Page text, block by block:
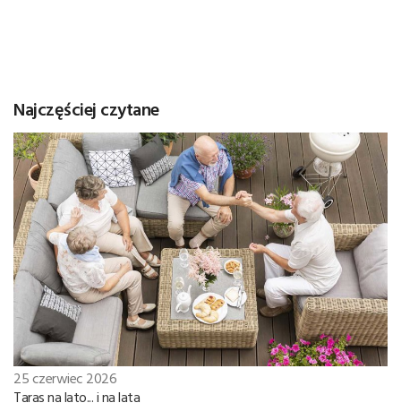
Najczęściej czytane
25 czerwiec 2026
Taras na lato... i na lata